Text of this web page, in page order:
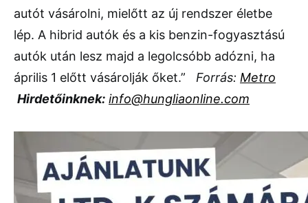
autót vásárolni, mielőtt az új rendszer életbe
lép. A hibrid autók és a kis benzin-fogyasztású
autók után lesz majd a legolcsóbb adózni, ha
április 1 előtt vásárolják őket.” Forrás: Metro
Hirdetőinknek: info@hungliaonline.com